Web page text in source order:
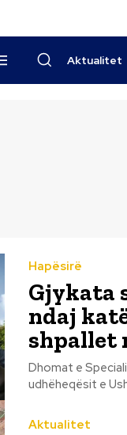
Aktualitet
Hapësirë
Gjykata
ndaj
shpallet
Dhomat e
udhëheqësit e
Aktualitet